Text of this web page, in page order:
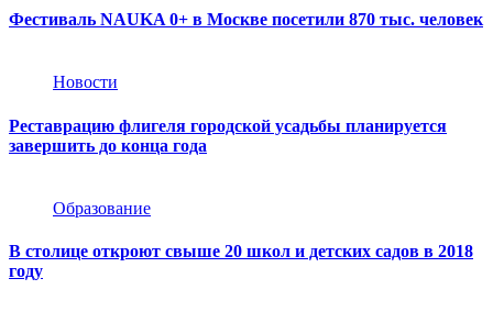
Фестиваль NAUKA 0+ в Москве посетили 870 тыс. человек
Новости
Реставрацию флигеля городской усадьбы планируется
завершить до конца года
Образование
В столице откроют свыше 20 школ и детских садов в 2018
году